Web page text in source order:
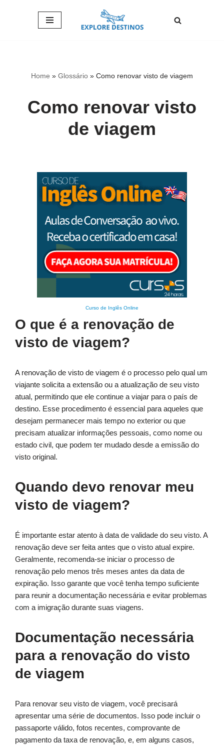
Home » Glossário » Como renovar visto de viagem
Como renovar visto
de viagem
Curso de Inglês Online
O que é a renovação de
visto de viagem?
A renovação de visto de viagem é o processo pelo qual um
viajante solicita a extensão ou a atualização de seu visto
atual, permitindo que ele continue a viajar para o país de
destino. Esse procedimento é essencial para aqueles que
desejam permanecer mais tempo no exterior ou que
precisam atualizar informações pessoais, como nome ou
estado civil, que podem ter mudado desde a emissão do
visto original.
Quando devo renovar meu
visto de viagem?
É importante estar atento à data de validade do seu visto. A
renovação deve ser feita antes que o visto atual expire.
Geralmente, recomenda-se iniciar o processo de
renovação pelo menos três meses antes da data de
expiração. Isso garante que você tenha tempo suficiente
para reunir a documentação necessária e evitar problemas
com a imigração durante suas viagens.
Documentação necessária
para a renovação do visto
de viagem
Para renovar seu visto de viagem, você precisará
apresentar uma série de documentos. Isso pode incluir o
passaporte válido, fotos recentes, comprovante de
pagamento da taxa de renovação, e, em alguns casos,